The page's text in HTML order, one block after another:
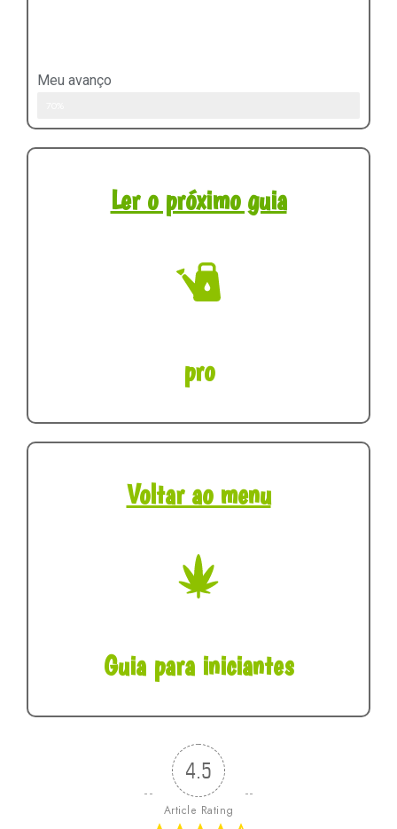
Meu avanço
Ler o próximo guia
pro
Voltar ao menu
Guia para iniciantes
4.5
Article Rating